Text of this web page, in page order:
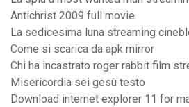
Antichrist 2009 full movie
La sedicesima luna streaming
Come si scarica da apk mirror
Chi ha incastrato roger rabbit film
Misericordia sei gesù testo
Download internet explorer 11 for